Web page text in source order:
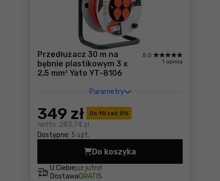
Przedłużacz 30 m na
bębnie plastikowym 3 x
2,5 mm² Yato YT-8106
Parametry
5,0
1 opinia
Do 10 rat 0%
349 zł
netto: 283,74 zł
Dostępne: 5 szt.
U Ciebiejuż jutro!
DostawaGRATIS
Do koszyka
Przedłużacz 30 m na